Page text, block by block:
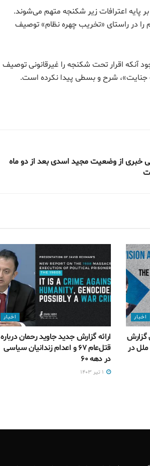
پایه اعترافات زیر شکنجه متهم می‌شوند.
را در راستای «تخریب چهره نظام» توصیف
آنکه اقرار تحت شکنجه را غیرقانونی توصیف
جنایت»، شرح و بسطی پیدا نکرده است.
خبری از وضعیت مجید اسدی بعد از دو ماه
اخبار
گزارش
ملل در
اخبار
ارائه گزارش جدید جاوید رحمان درباره
قتل‌عام ۶۷ و اعدام زندانیان سیاسی
در دهه ۶۰